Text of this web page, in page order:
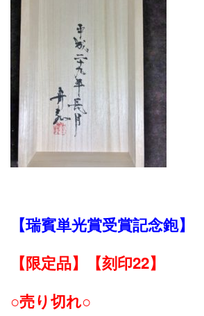
【瑞賓単光賞受賞記念鉋】
【限定品】【刻印22】
○売り切れ○